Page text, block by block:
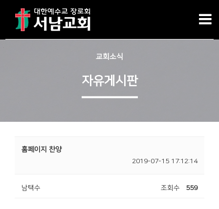
교회소식
자유게시판
홈페이지 찬양
2019-07-15 17:12:14
남택수 조회수 559